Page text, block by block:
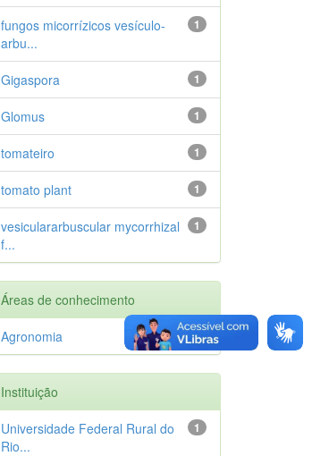
1
fungos micorrízicos vesículo-
arbu...
1
Gigaspora
1
Glomus
1
tomateiro
1
tomato plant
1
vesiculararbuscular mycorrhizal
f...
Áreas de conhecimento
1
Agronomia
Instituição
1
Universidade Federal Rural do
Rio...